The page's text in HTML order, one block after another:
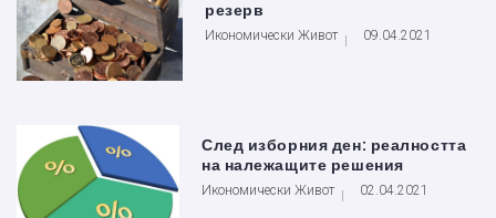
резерв
Икономически Живот 09.04.2021
След изборния ден: реалността
на належащите решения
Икономически Живот 02.04.2021